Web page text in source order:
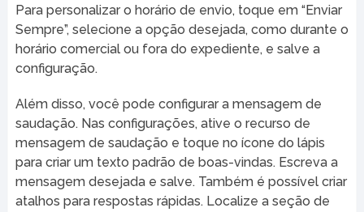
Para personalizar o horário de envio, toque em “Enviar
Sempre”, selecione a opção desejada, como durante o
horário comercial ou fora do expediente, e salve a
configuração.
Além disso, você pode configurar a mensagem de
saudação. Nas configurações, ative o recurso de
mensagem de saudação e toque no ícone do lápis
para criar um texto padrão de boas-vindas. Escreva a
mensagem desejada e salve. Também é possível criar
atalhos para respostas rápidas. Localize a seção de